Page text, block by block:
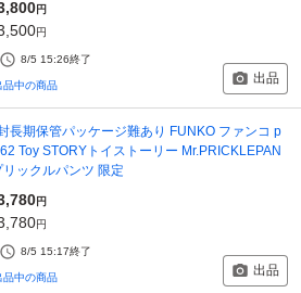
円
円
8/5 15:26終了
品中の商品 出品
長期保管パッケージ難あり FUNKO ファンコ p
Toy STORYトイストーリー Mr.PRICKLEPAN
リックルパンツ 限定
円
円
8/5 15:17終了
品中の商品 出品